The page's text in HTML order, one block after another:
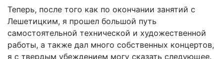
Теперь, после того как по окончании занятий с
Лешетицким, я прошел большой путь
самостоятельной технической и художественной
работы, а также дал много собственных концертов,
я с твердым убеждением могу сказать следующее.